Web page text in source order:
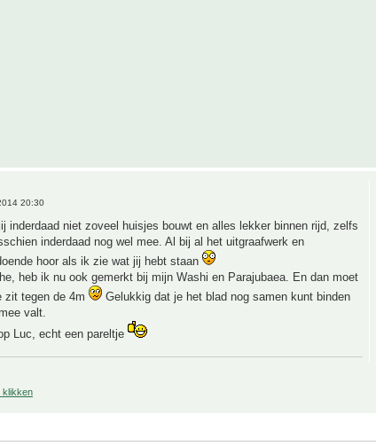
20:30
inderdaad niet zoveel huisjes bouwt en alles lekker binnen rijd, zelfs
inderdaad nog wel mee. Al bij al het uitgraafwerk en
hoor als ik zie wat jij hebt staan
heb ik nu ook gemerkt bij mijn Washi en Parajubaea. En dan moet
zit tegen de 4m
Gelukkig dat je het blad nog samen kunt binden
valt.
Luc, echt een pareltje
klikken